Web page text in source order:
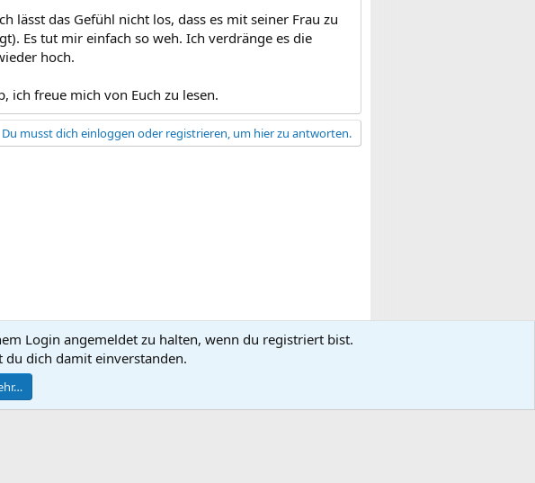
lässt das Gefühl nicht los, dass es mit seiner Frau zu
Es tut mir einfach so weh. Ich verdränge es die
hoch.
ich freue mich von Euch zu lesen.
Du musst dich einloggen oder registrieren, um hier zu antworten.
Kontakt Nutzungsbedingungen Datenschutz
XenForo Ltd.
Login angemeldet zu halten, wenn du registriert bist.
du dich damit einverstanden.